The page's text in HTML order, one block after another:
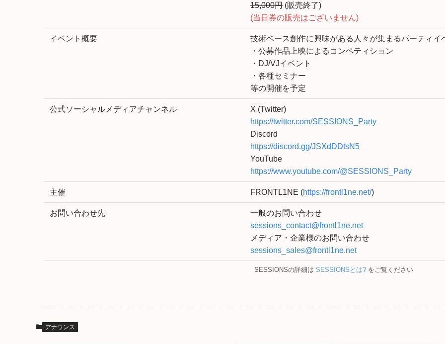
15,000円 (販売終了)
(当日券の販売はございません)
イベント概要
技術ベース創作に興味がある人々が集まるパーティイ
・公募作品上映によるコンペティション
・DJ/VJイベント
・各種セミナー
等の開催を予定
公式ソーシャルメディアチャンネル
X (Twitter)
https://twitter.com/SESSIONS_Party
Discord
https://discord.gg/JSXdDDtsN5
YouTube
https://www.youtube.com/@SESSIONS_Party
主催 FRONTL1NE (https://frontl1ne.net/)
お問い合わせ先
一般のお問い合わせ
sessions_contact@frontl1ne.net
メディア・企業様のお問い合わせ
sessions_sales@frontl1ne.net
SESSIONSの詳細は SESSIONSとは? をご覧ください
アナウンス